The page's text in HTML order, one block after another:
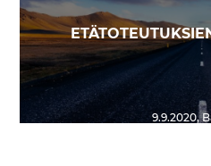
9.9.2020,